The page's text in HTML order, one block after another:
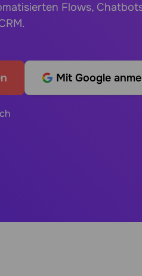
Flows,
Mit Google